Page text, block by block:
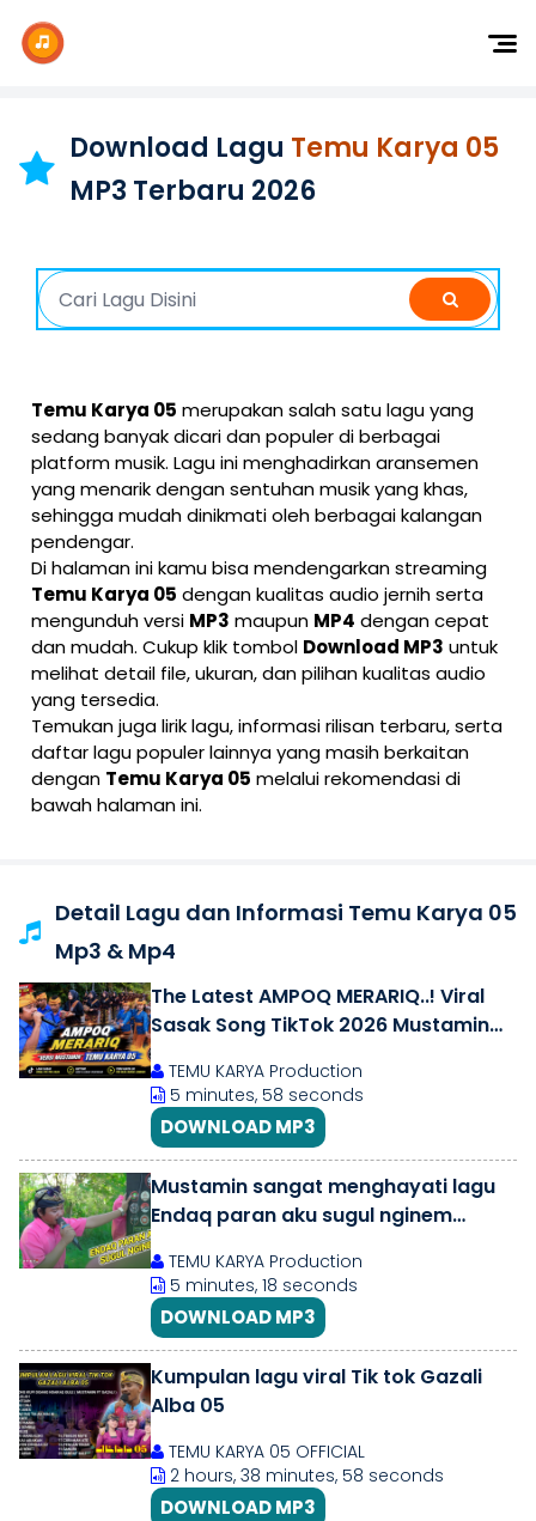
Dangdut
Barat
Download Lagu Temu Karya 05
MP3 Terbaru 2026
Temu Karya 05 merupakan salah satu lagu yang
sedang banyak dicari dan populer di berbagai
platform musik. Lagu ini menghadirkan aransemen
yang menarik dengan sentuhan musik yang khas,
sehingga mudah dinikmati oleh berbagai kalangan
pendengar.
Di halaman ini kamu bisa mendengarkan streaming
Temu Karya 05 dengan kualitas audio jernih serta
mengunduh versi MP3 maupun MP4 dengan cepat
dan mudah. Cukup klik tombol Download MP3 untuk
melihat detail file, ukuran, dan pilihan kualitas audio
yang tersedia.
Temukan juga lirik lagu, informasi rilisan terbaru, serta
daftar lagu populer lainnya yang masih berkaitan
dengan Temu Karya 05 melalui rekomendasi di
bawah halaman ini.
Detail Lagu dan Informasi Temu Karya 05
Mp3 & Mp4
The Latest AMPOQ MERARIQ..! Viral
Sasak Song TikTok 2026 Mustamin
TEMU KARYA Production
5 minutes, 58 seconds
DOWNLOAD MP3
Mustamin sangat menghayati lagu
Endaq paran aku sugul nginem
TEMU KARYA Production
5 minutes, 18 seconds
DOWNLOAD MP3
Kumpulan lagu viral Tik tok Gazali
Alba 05
TEMU KARYA 05 OFFICIAL
2 hours, 38 minutes, 58 seconds
DOWNLOAD MP3